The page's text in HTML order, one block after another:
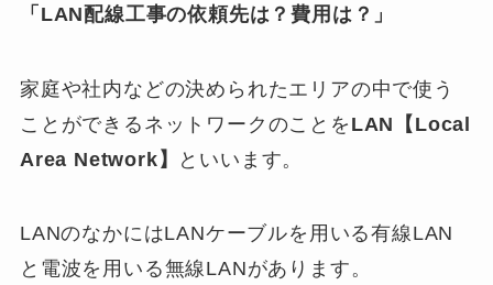
「LAN配線工事の依頼先は？費用は？」
家庭や社内などの決められたエリアの中で使う
ことができるネットワークのことを LAN【Local
Area Network】
といいます。
LANのなかにはLANケーブルを用いる有線LAN
と電波を用いる無線LANがあります。